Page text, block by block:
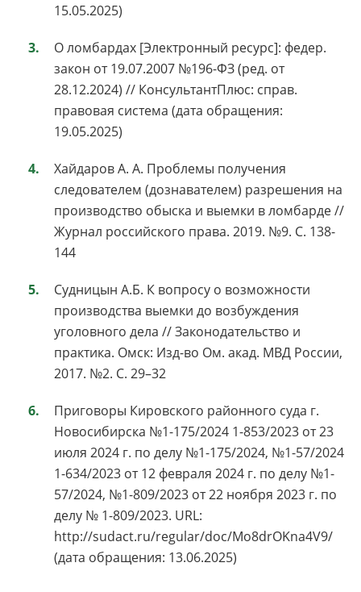
15.05.2025)
О ломбардах [Электронный ресурс]: федер.
закон от 19.07.2007 №196-ФЗ (ред. от
28.12.2024) // КонсультантПлюс: справ.
правовая система (дата обращения:
19.05.2025)
Хайдаров А. А. Проблемы получения
следователем (дознавателем) разрешения на
производство обыска и выемки в ломбарде //
Журнал российского права. 2019. №9. С. 138-
144
Судницын А.Б. К вопросу о возможности
производства выемки до возбуждения
уголовного дела // Законодательство и
практика. Омск: Изд-во Ом. акад. МВД России,
2017. №2. С. 29–32
Приговоры Кировского районного суда г.
Новосибирска №1-175/2024 1-853/2023 от 23
июля 2024 г. по делу №1-175/2024, №1-57/2024
1-634/2023 от 12 февраля 2024 г. по делу №1-
57/2024, №1-809/2023 от 22 ноября 2023 г. по
делу № 1-809/2023. URL:
http://sudact.ru/regular/doc/Mo8drOKna4V9/
(дата обращения: 13.06.2025)